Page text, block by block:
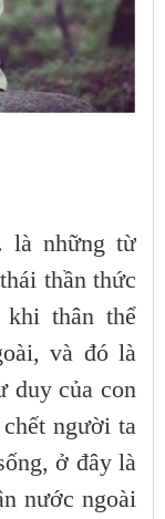
những từ
thần thức
thân thể
và đó là
duy của con
người ta
ở đây là
nước ngoài